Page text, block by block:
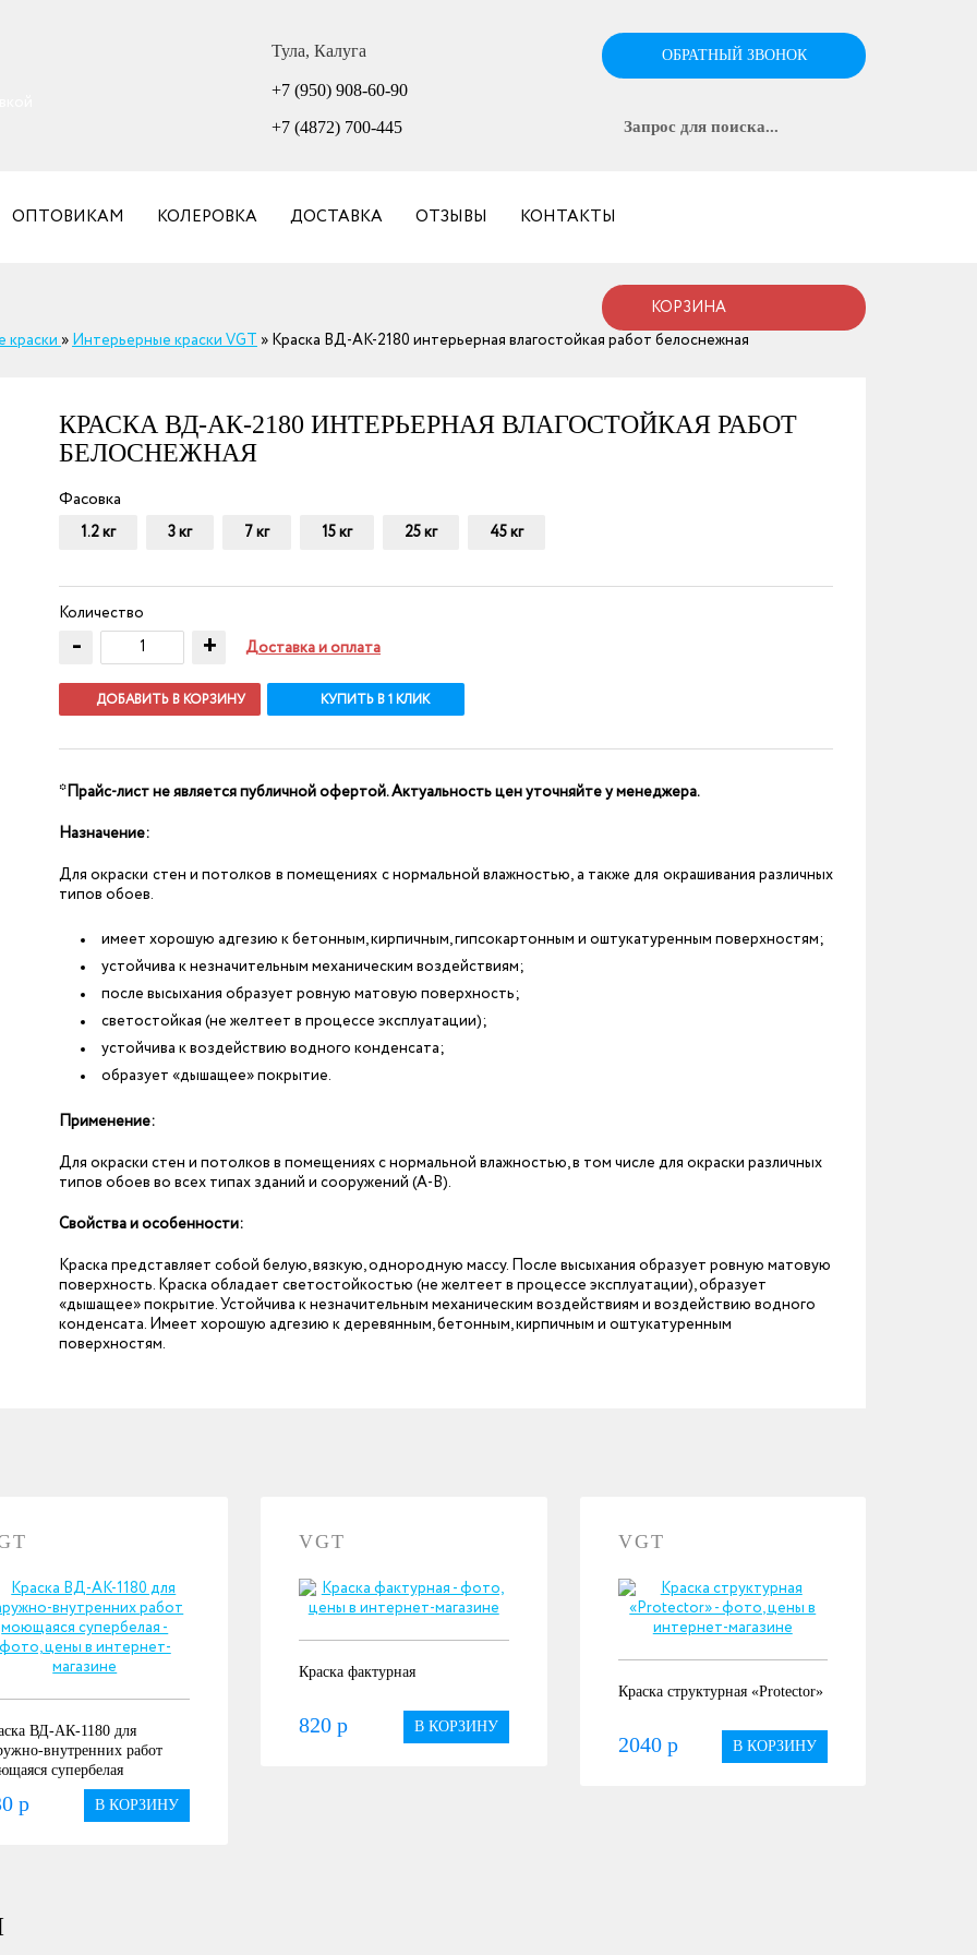
Тула, Калуга
+7 (950) 908-60-90
+7 (4872) 700-445
ОБРАТНЫЙ ЗВОНОК
ОПТОВИКАМ КОЛЕРОВКА ДОСТАВКА ОТЗЫВЫ КОНТАКТЫ
КОРЗИНА
краски » Интерьерные краски VGT » Краска ВД-АК-2180 интерьерная влагостойкая работ белоснежная
КРАСКА ВД-АК-2180 ИНТЕРЬЕРНАЯ ВЛАГОСТОЙКАЯ РАБОТ
БЕЛОСНЕЖНАЯ
Фасовка
1.2 кг 3 кг 7 кг 15 кг 25 кг 45 кг
Количество
- + Доставка и оплата
ДОБАВИТЬ В КОРЗИНУ КУПИТЬ В 1 КЛИК
*Прайс-лист не является публичной офертой. Актуальность цен уточняйте у менеджера.
Назначение:
Для окраски стен и потолков в помещениях с нормальной влажностью, а также для окрашивания различных
типов обоев.
имеет хорошую адгезию к бетонным, кирпичным, гипсокартонным и оштукатуренным поверхностям;
устойчива к незначительным механическим воздействиям;
после высыхания образует ровную матовую поверхность;
светостойкая (не желтеет в процессе эксплуатации);
устойчива к воздействию водного конденсата;
образует «дышащее» покрытие.
Применение:
Для окраски стен и потолков в помещениях с нормальной влажностью, в том числе для окраски различных
типов обоев во всех типах зданий и сооружений (А-В).
Свойства и особенности:
Краска представляет собой белую, вязкую, однородную массу. После высыхания образует ровную матовую
поверхность. Краска обладает светостойкостью (не желтеет в процессе эксплуатации), образует
«дышащее» покрытие. Устойчива к незначительным механическим воздействиям и воздействию водного
конденсата. Имеет хорошую адгезию к деревянным, бетонным, кирпичным и оштукатуренным
поверхностям.
ВД-АК-1180 для
внутренних работ
супербелая
В КОРЗИНУ
р
VGT
Краска фактурная
В КОРЗИНУ
820 р
VGT
Краска структурная «Protector»
В КОРЗИНУ
2040 р